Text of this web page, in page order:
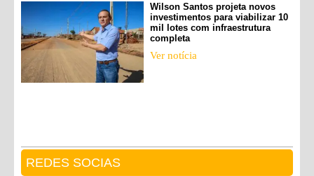
Wilson Santos projeta novos
investimentos para viabilizar 10
mil lotes com infraestrutura
completa
Ver notícia
REDES SOCIAS